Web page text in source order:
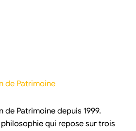
de Patrimoine
de Patrimoine depuis 1999.
philosophie qui repose sur trois